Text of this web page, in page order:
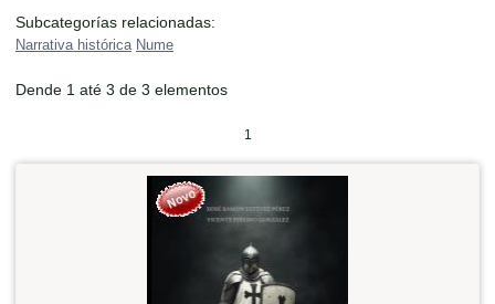
Subcategorías relacionadas:
Narrativa histórica Nume
Dende 1 até 3 de 3 elementos
1